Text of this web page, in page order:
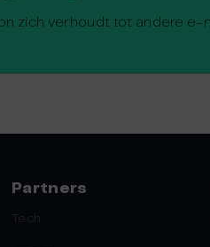
zich verhoudt tot andere
Partners